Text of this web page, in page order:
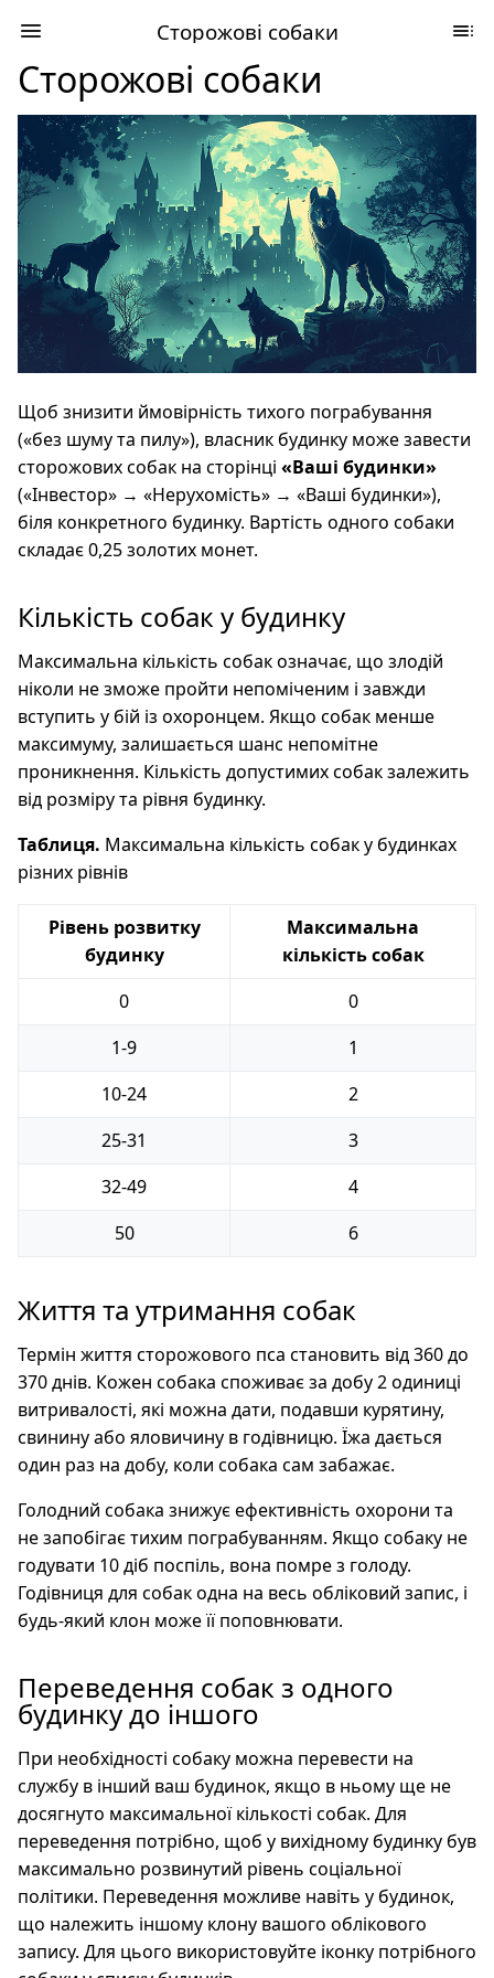
Сторожові собаки
Сторожові собаки
Щоб знизити ймовірність тихого пограбування
(«без шуму та пилу»), власник будинку може завести
сторожових собак на сторінці «Ваші будинки»
(«Інвестор» → «Нерухомість» → «Ваші будинки»),
біля конкретного будинку. Вартість одного собаки
складає 0,25 золотих монет.
Кількість собак у будинку
Максимальна кількість собак означає, що злодій
ніколи не зможе пройти непоміченим і завжди
вступить у бій із охоронцем. Якщо собак менше
максимуму, залишається шанс непомітне
проникнення. Кількість допустимих собак залежить
від розміру та рівня будинку.
Таблиця. Максимальна кількість собак у будинках
різних рівнів
Рівень розвитку
будинку
Максимальна
кількість собак
0
0
1-9
1
10-24
2
25-31
3
32-49
4
50
6
Життя та утримання собак
Термін життя сторожового пса становить від 360 до
370 днів. Кожен собака споживає за добу 2 одиниці
витривалості, які можна дати, подавши курятину,
свинину або яловичину в годівницю. Їжа дається
один раз на добу, коли собака сам забажає.
Голодний собака знижує ефективність охорони та
не запобігає тихим пограбуванням. Якщо собаку не
годувати 10 діб поспіль, вона помре з голоду.
Годівниця для собак одна на весь обліковий запис, і
будь-який клон може її поповнювати.
Переведення собак з одного
будинку до іншого
При необхідності собаку можна перевести на
службу в інший ваш будинок, якщо в ньому ще не
досягнуто максимальної кількості собак. Для
переведення потрібно, щоб у вихідному будинку був
максимально розвинутий рівень соціальної
політики. Переведення можливе навіть у будинок,
що належить іншому клону вашого облікового
запису. Для цього використовуйте іконку потрібного